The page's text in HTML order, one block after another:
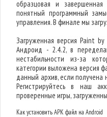
образцовая и
понятный программный
управления. В финале мы
Загруженная версия Paint
Андроид - 2.4.2, в
нестабильности из-за
категории выложена версия
данный архив, если
Регистрируйтесь в наш
проверенные игры,
Как установить APK файл на Android